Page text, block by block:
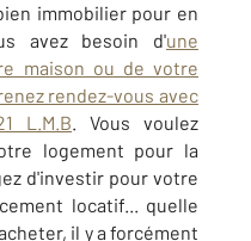
immobilier pour en
avez besoin d'une
maison ou de votre
rendez-vous avec
L.M.B. Vous voulez
logement pour la
d'investir pour votre
locatif... quelle
il y a forcément